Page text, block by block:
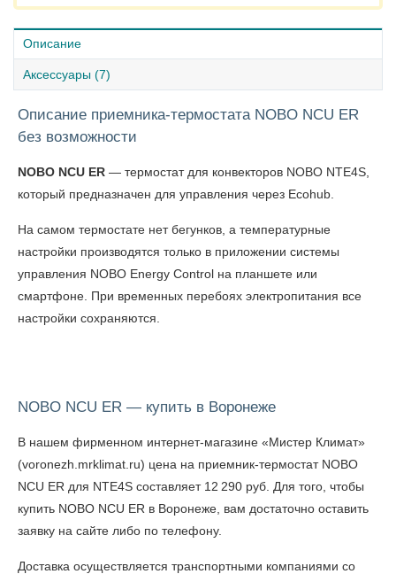
Описание
Аксессуары (7)
Описание приемника-термостата NOBO NCU ER
без возможности
NOBO NCU ER — термостат для конвекторов NOBO NTE4S,
который предназначен для управления через Ecohub.
На самом термостате нет бегунков, а температурные
настройки производятся только в приложении системы
управления NOBO Energy Control на планшете или
смартфоне. При временных перебоях электропитания все
настройки сохраняются.
NOBO NCU ER — купить в Воронеже
В нашем фирменном интернет-магазине «Мистер Климат»
(voronezh.mrklimat.ru) цена на приемник-термостат NOBO
NCU ER для NTE4S составляет 12 290 руб. Для того, чтобы
купить NOBO NCU ER в Воронеже , вам достаточно оставить
заявку на сайте либо по телефону.
Доставка осуществляется транспортными компаниями со